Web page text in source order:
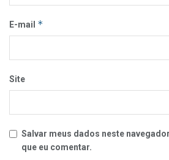
E-mail *
Site
Salvar meus dados neste
que eu comentar.